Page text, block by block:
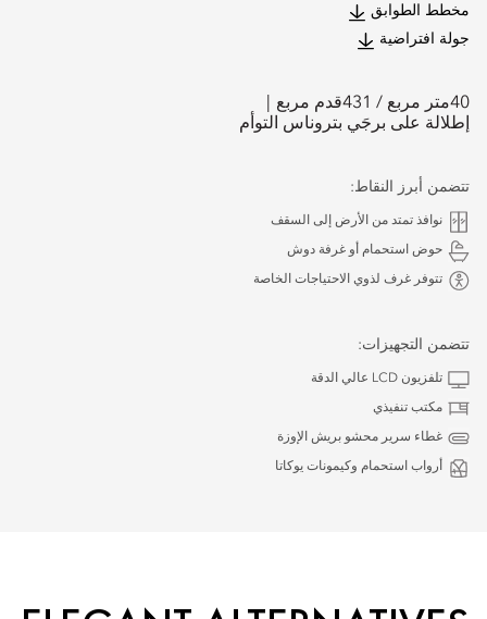
مخطط الطوابق
جولة افتراضية
40متر مربع / 431قدم مربع
إطلالة على برجَي بتروناس التوأم
تتضمن أبرز النقاط:
نوافذ تمتد من الأرض إلى السقف
حوض استحمام أو غرفة دوش
تتوفر غرف لذوي الاحتياجات الخاصة
تتضمن التجهيزات:
تلفزيون LCD عالي الدقة
مكتب تنفيذي
غطاء سرير محشو بريش الإوزة
أرواب استحمام وكيمونات يوكاتا